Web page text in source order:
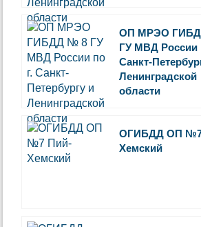
ОП МРЭО
ГУ МВД России
Санкт-
Ленинградской
области
ОГИБДД ОП
Хемский